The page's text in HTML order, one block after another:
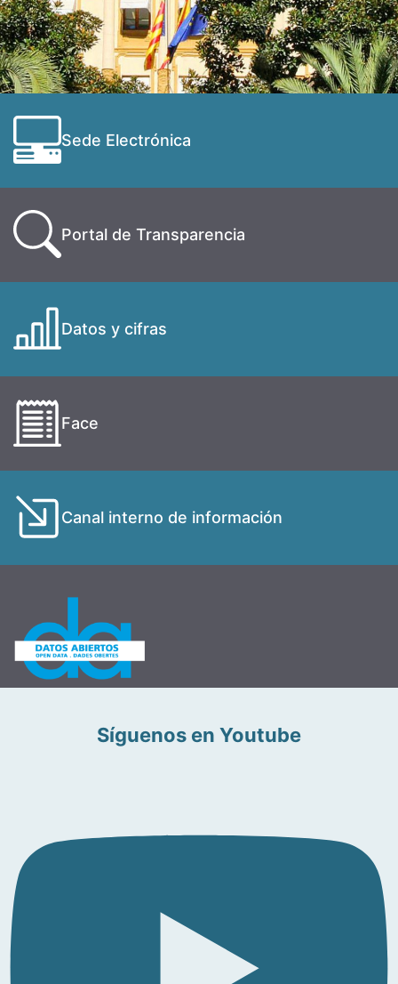
Sede Electrónica
Portal de Transparencia
Datos y cifras
Face
Canal interno de información
Síguenos en Youtube